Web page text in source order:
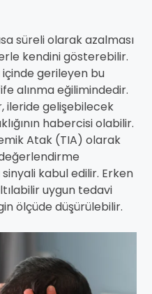
süreli olarak azalması
kendini gösterebilir.
gerileyen bu
alınma eğilimindedir.
ileride gelişebilecek
habercisi olabilir.
Atak (TIA) olarak
kabul edilir. Erken
uygun tedavi
ölçüde düşürülebilir.